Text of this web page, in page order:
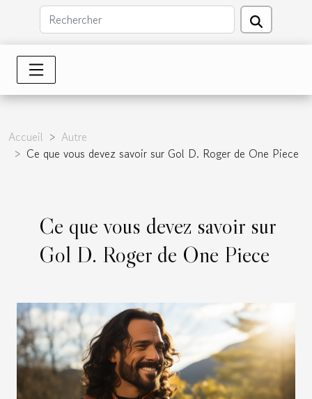
Accueil
Autre
Ce que vous devez savoir sur Gol D. Roger de One Piece
Ce que vous devez savoir sur
Gol D. Roger de One Piece